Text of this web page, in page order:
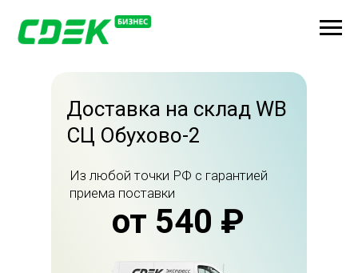
Доставка на склад WB
СЦ Обухово-2
Из любой точки РФ с гарантией
приема поставки
от 540 ₽